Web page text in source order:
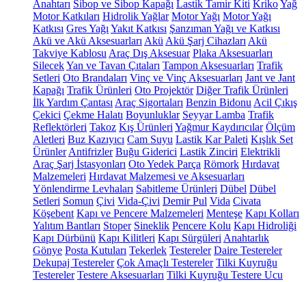
Anahtarı Sibop ve Sibop Kapağı Lastik Tamir Kiti KrikoYağ
Motor Katkıları Hidrolik Yağlar Motor Yağı Motor Yağı
Katkısı Gres Yağı Yakıt Katkısı Şanzıman Yağı ve Katkısı
Akü ve Akü Aksesuarları Akü Akü Şarj Cihazları Akü
Takviye Kablosu Araç Dış Aksesuar Plaka Aksesuarları
SilecekYan ve Tavan Çıtaları Tampon Aksesuarları Trafik
Setleri Oto Brandaları Vinç ve Vinç Aksesuarları Jant ve Jant
Kapağı Trafik Ürünleri Oto Projektör Diğer Trafik Ürünleri
İlk Yardım Çantası Araç Sigortaları Benzin Bidonu Acil Çıkış
Çekici Çekme Halatı Boyunluklar Seyyar Lamba Trafik
Reflektörleri Takoz Kış Ürünleri Yağmur Kaydırıcılar Ölçüm
Aletleri Buz Kazıyıcı Cam Suyu Lastik Kar Paleti Kışlık Set
Ürünler Antifrizler Buğu Giderici Lastik Zinciri Elektrikli
Araç Şarj İstasyonları Oto Yedek Parça Römork Hırdavat
Malzemeleri Hırdavat Malzemesi ve Aksesuarları
Yönlendirme Levhaları Sabitleme Ürünleri Dübel Dübel
Setleri Somun Çivi Vida-Çivi Demir Pul Vida Civata
Köşebent Kapı ve Pencere Malzemeleri Menteşe Kapı Kolları
Yalıtım Bantları Stoper Sineklik Pencere Kolu Kapı Hidroliği
Kapı Dürbünü Kapı Kilitleri Kapı Sürgüleri Anahtarlık
Gönye Posta Kutuları Tekerlek Testereler Daire Testereler
Dekupaj Testereler Çok Amaçlı Testereler Tilki Kuyruğu
Testereler Testere Aksesuarları Tilki Kuyruğu Testere Ucu